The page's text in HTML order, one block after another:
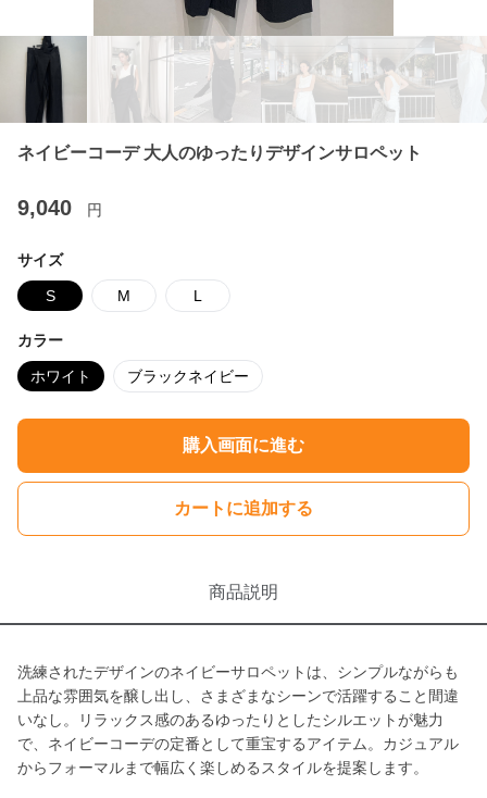
ネイビーコーデ 大人のゆったりデザインサロペット
9,040 円
サイズ
S M L
カラー
ホワイト ブラックネイビー
購入画面に進む
カートに追加する
商品説明
洗練されたデザインのネイビーサロペットは、シンプルながらも
上品な雰囲気を醸し出し、さまざまなシーンで活躍すること間違
いなし。リラックス感のあるゆったりとしたシルエットが魅力
で、ネイビーコーデの定番として重宝するアイテム。カジュアル
からフォーマルまで幅広く楽しめるスタイルを提案します。